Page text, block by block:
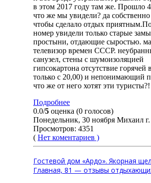
в этом 2017 году там же. Прошло
что же мы увидели? да
чтобы сделало отдых
номер увидели только старые
простыни, отдающие сыростью.
телевизор времен СССР.
санузел, стены с шумоизоляцией
гипсокартона отсутствие горячей
только с 20,00) и непонимающий
что же от него хотят эти туристы?!
Подробнее
0.0/5 оценка (0 голосов)
Понедельник, 30 ноября Михаил г.
Просмотров: 4351
( Нет коментариев )
Гостевой дом «Ардо». Якорная
Главная, 81 — отзывы